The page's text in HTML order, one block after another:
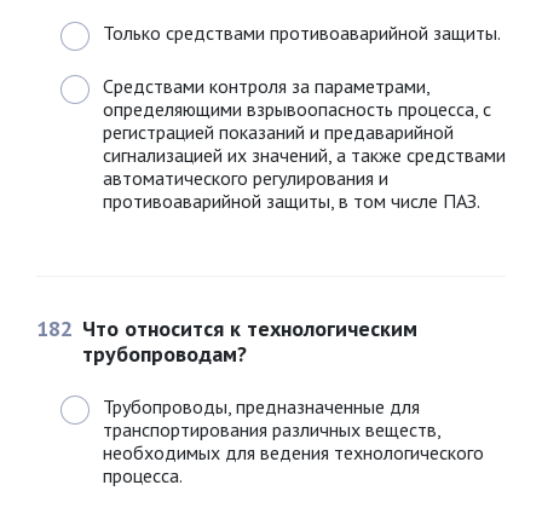
Только средствами противоаварийной защиты.
Средствами контроля за параметрами,
определяющими взрывоопасность процесса, с
регистрацией показаний и предаварийной
сигнализацией их значений, а также средствами
автоматического регулирования и
противоаварийной защиты, в том числе ПАЗ.
182 Что относится к технологическим
трубопроводам?
Трубопроводы, предназначенные для
транспортирования различных веществ,
необходимых для ведения технологического
процесса.